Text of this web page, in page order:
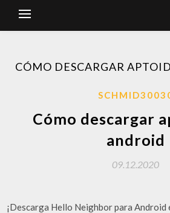
CÓMO DESCARGAR
Cómo descargar
android
09.12.2020
¡Descarga Hello Neighbor para Android